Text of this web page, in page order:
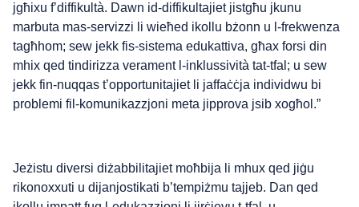
jgħixu f’diffikultà. Dawn id-diffikultajiet jistgħu jkunu
marbuta mas-servizzi li wieħed ikollu bżonn u l-frekwenza
tagħhom; sew jekk fis-sistema edukattiva, għax forsi din
mhix qed tindirizza verament l-inklussività tat-tfal; u sew
jekk fin-nuqqas t’opportunitajiet li jaffaċċja individwu bi
problemi fil-komunikazzjoni meta jipprova jsib xogħol.”
Jeżistu diversi diżabbilitajiet moħbija li mhux qed jiġu
rikonoxxuti u dijanjostikati b’tempiżmu tajjeb. Dan qed